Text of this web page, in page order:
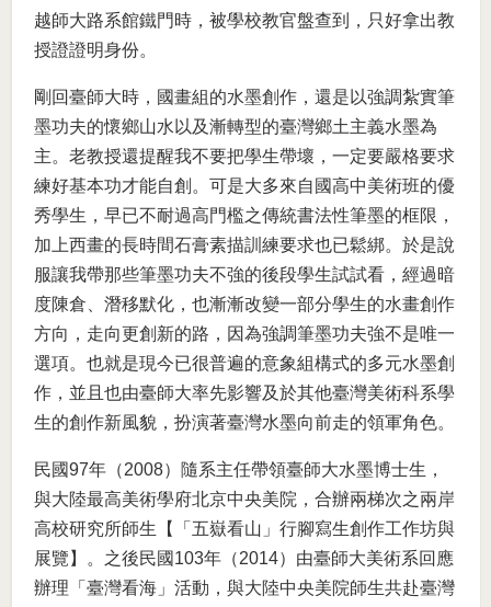
越師大路系館鐵門時，被學校教官盤查到，只好拿出教
授證證明身份。
剛回臺師大時，國畫組的水墨創作，還是以強調紮實筆
墨功夫的懷鄉山水以及漸轉型的臺灣鄉土主義水墨為
主。老教授還提醒我不要把學生帶壞，一定要嚴格要求
練好基本功才能自創。可是大多來自國高中美術班的優
秀學生，早已不耐過高門檻之傳統書法性筆墨的框限，
加上西畫的長時間石膏素描訓練要求也已鬆綁。於是說
服讓我帶那些筆墨功夫不強的後段學生試試看，經過暗
度陳倉、潛移默化，也漸漸改變一部分學生的水畫創作
方向，走向更創新的路，因為強調筆墨功夫強不是唯一
選項。也就是現今已很普遍的意象組構式的多元水墨創
作，並且也由臺師大率先影響及於其他臺灣美術科系學
生的創作新風貌，扮演著臺灣水墨向前走的領軍角色。
民國97年（2008）隨系主任帶領臺師大水墨博士生，
與大陸最高美術學府北京中央美院，合辦兩梯次之兩岸
高校研究所師生【「五嶽看山」行腳寫生創作工作坊與
展覽】。之後民國103年（2014）由臺師大美術系回應
辦理「臺灣看海」活動，與大陸中央美院師生共赴臺灣